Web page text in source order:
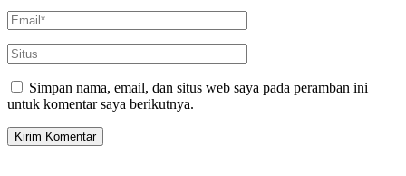
Simpan nama, email, dan situs web saya pada peramban ini
untuk komentar saya berikutnya.